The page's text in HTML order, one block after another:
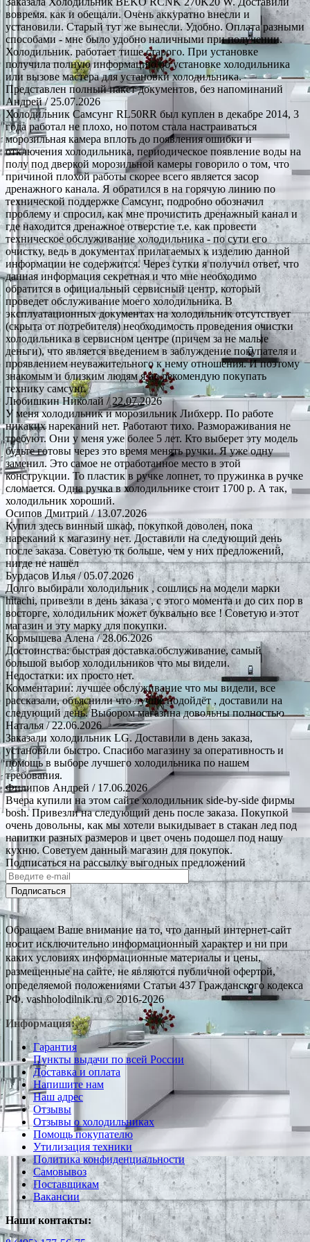
вовремя. как и обещали. Очень аккуратно внесли и
установили. Старый тут же вынесли. Удобно. Оплата разными
способами - мне было удобно наличными при получении.
Холодильник. работает тише старого. При установке
получила полную информацию об установке холодильника
или вызове мастера для установки холодильника.
Представлен полный пакет документов, без напоминаний
Андрей/ 25.07.2026
Холодильник Самсунг RL50RR был куплен в декабре 2014, 3
года работал не плохо, но потом стала настраиваться
морозильная камера вплоть до появления ошибки и
отключения холодильника, периодическое появление воды на
полу под дверкой морозильной камеры говорило о том, что
причиной плохой работы скорее всего является засор
дренажного канала. Я обратился в на горячую линию по
технической поддержке Самсунг, подробно обозначил
проблему и спросил, как мне прочистить дренажный канал и
где находится дренажное отверстие т.е. как провести
техническое обслуживание холодильника - по сути его
очистку, ведь в документах прилагаемых к изделию данной
информации не содержится. Через сутки я получил ответ, что
данная информация секретная и что мне необходимо
обратится в официальный сервисный центр, который
проведет обслуживание моего холодильника. В
эксплуатационных документах на холодильник отсутствует
(скрыта от потребителя) необходимость проведения очистки
холодильника в сервисном центре (причем за не малые
деньги), что является введением в заблуждение покупателя и
проявлением неуважительного к нему отношения. И поэтому
знакомым и близким людям я не рекомендую покупать
технику самсунг.
Любишкин Николай/ 22.07.2026
У меня холодильник и морозильник Либхерр. По работе
никаких нареканий нет. Работают тихо. Размораживания не
требуют. Они у меня уже более 5 лет. Кто выберет эту модель
будьте готовы через это время менять ручки. Я уже одну
заменил. Это самое не отработанное место в этой
конструкции. То пластик в ручке лопнет, то пружинка в ручке
сломается. Одна ручка в холодильнике стоит 1700 р. А так,
холодильник хороший.
Осипов Дмитрий/ 13.07.2026
Купил здесь винный шкаф, покупкой доволен, пока
нареканий к магазину нет. Доставили на следующий день
после заказа. Советую тк больше, чем у них предложений,
нигде не нашёл
Бурдасов Илья / 05.07.2026
Долго выбирали холодильник , сошлись на модели марки
hitachi, привезли в день заказа , с этого момента и до сих пор в
восторге, холодильник может буквально все ! Советую и этот
магазин и эту марку для покупки.
Кормышева Алена/ 28.06.2026
Достоинства: быстрая доставка.обслуживание, самый
большой выбор холодильников что мы видели.
Недостатки: их просто нет.
Комментарии: лучшее обслуживание что мы видели, все
рассказали, объяснили что лучше подойдёт , доставили на
следующий день. Выбором магазина довольны полностью
Наталья / 22.06.2026
Заказали холодильник LG. Доставили в день заказа,
установили быстро. Спасибо магазину за оперативность и
помощь в выборе лучшего холодильника по нашем
требования.
Филипов Андрей / 17.06.2026
Вчера купили на этом сайте холодильник side-by-side фирмы
bosh. Привезли на следующий день после заказа. Покупкой
очень довольны, как мы хотели выкидывает в стакан лед под
напитки разных размеров и цвет очень подошел под нашу
кухню. Советуем данный магазин для покупок.
Подписаться на рассылку выгодных предложений
Подписаться
Обращаем Ваше внимание на то, что данный интернет-сайт
носит исключительно информационный характер и ни при
каких условиях информационные материалы и цены,
размещенные на сайте, не являются публичной офертой,
определяемой положениями Статьи 437 Гражданского кодекса
РФ. vashholodilnik.ru © 2016-2026
Информация:
Гарантия
Пункты выдачи по всей России
Доставка и оплата
Напишите нам
Наш адрес
Отзывы
Отзывы о холодильниках
Помощь покупателю
Утилизация техники
Политика конфиденциальности
Самовывоз
Поставщикам
Вакансии
Наши контакты: